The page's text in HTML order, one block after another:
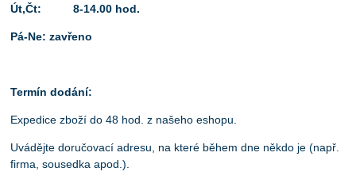
Út,Čt: 8-14.00 hod.
Pá-Ne: zavřeno
Termín dodání:
Expedice zboží do 48 hod. z našeho eshopu.
Uvádějte doručovací adresu, na které během dne někdo je (např.
firma, sousedka apod.).